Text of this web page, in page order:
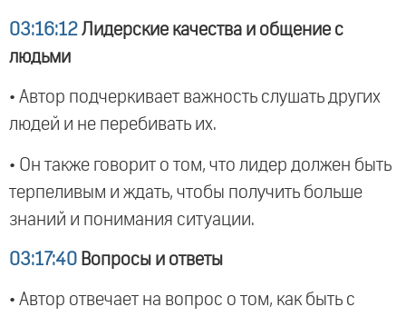
03:16:12 Лидерские качества и общение с
людьми
• Автор подчеркивает важность слушать других
людей и не перебивать их.
• Он также говорит о том, что лидер должен быть
терпеливым и ждать, чтобы получить больше
знаний и понимания ситуации.
03:17:40 Вопросы и ответы
• Автор отвечает на вопрос о том, как быть с